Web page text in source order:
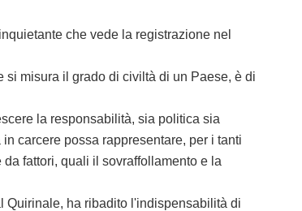
che vede la registrazione nel
misura il grado di civiltà di un Paese, è di
la responsabilità, sia politica sia
carcere possa rappresentare, per i tanti
fattori, quali il sovraffollamento e la
ha ribadito l'indispensabilità di